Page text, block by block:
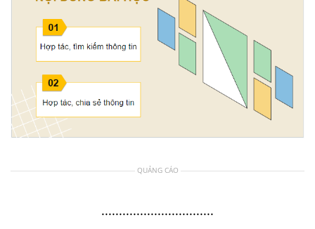
QUẢNG CÁO
................................